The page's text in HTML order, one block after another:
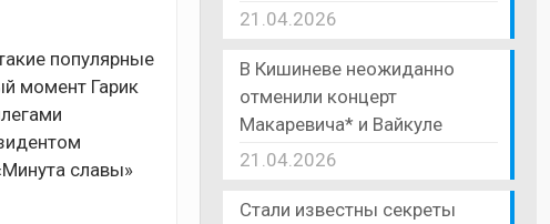
популярные
момент Гарик
славы»
21.04.2026
В Кишиневе неожиданно
отменили концерт
Макаревича* и Вайкуле
21.04.2026
Стали известны секреты